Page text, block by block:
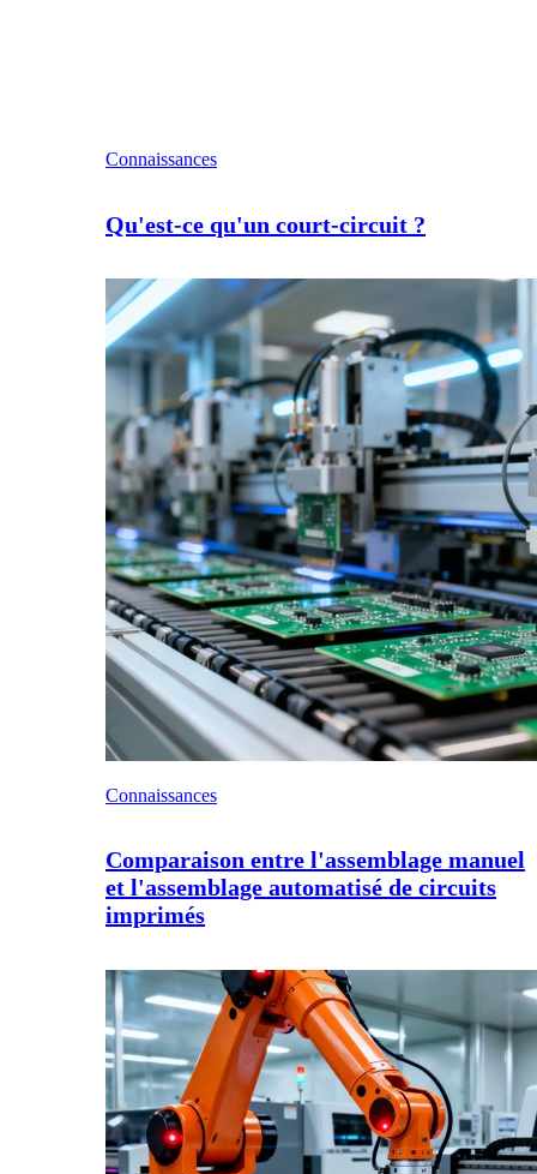
Connaissances
Qu'est-ce qu'un court-circuit ?
Connaissances
Comparaison entre l'assemblage manuel
et l'assemblage automatisé de circuits
imprimés